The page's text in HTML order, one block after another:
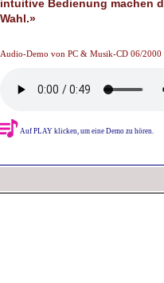
intuitive Bedienung machen
Wahl.»
Audio-Demo von PC & Musik-CD 06/2000
Auf PLAY klicken, um eine Demo zu hören.